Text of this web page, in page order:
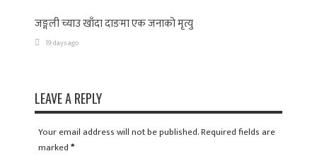
जङ्गली च्याउ खाँदा दाङमा एक जनाको मृत्यु
19 days ago
LEAVE A REPLY
Your email address will not be published. Required fields are
marked*